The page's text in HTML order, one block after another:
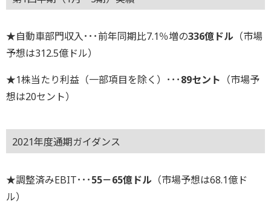
★自動車部門収入･･･前年同期比7.1％増の336億ドル （市場
予想は312.5億ドル）
★1株当たり利益（一部項目を除く）･･･89セント （市場予
想は20セント）
2021年度通期ガイダンス
★調整済みEBIT･･･55－65億ドル （市場予想は68.1億ド
ル）